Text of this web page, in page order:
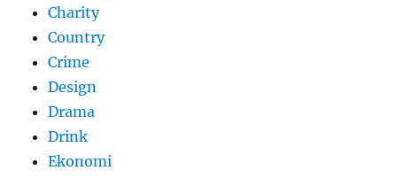
Charity
Country
Crime
Design
Drama
Drink
Ekonomi